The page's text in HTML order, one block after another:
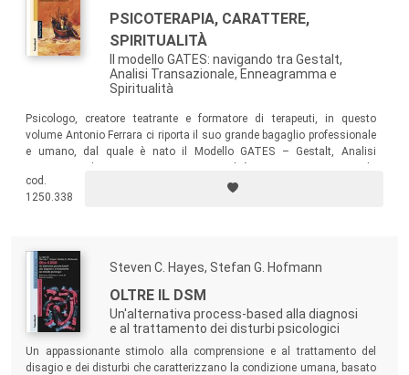
PSICOTERAPIA, CARATTERE,
SPIRITUALITÀ
Il modello GATES: navigando tra Gestalt,
Analisi Transazionale, Enneagramma e
Spiritualità
Psicologo, creatore teatrante e formatore di terapeuti, in questo
volume Antonio Ferrara ci riporta il suo grande bagaglio professionale
e umano, dal quale è nato il Modello GATES – Gestalt, Analisi
integrativo che favorisce una vita più piena, trasformando in salute la
coscienza che emerge dal processo terapeutico.
cod.
1250.338
Steven C. Hayes, Stefan G. Hofmann
OLTRE IL DSM
Un'alternativa process-based alla diagnosi
e al trattamento dei disturbi psicologici
Un appassionante stimolo alla comprensione e al trattamento del
disagio e dei disturbi che caratterizzano la condizione umana, basato